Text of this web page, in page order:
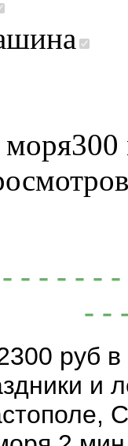
моря
- - - - -
- -
руб в
и